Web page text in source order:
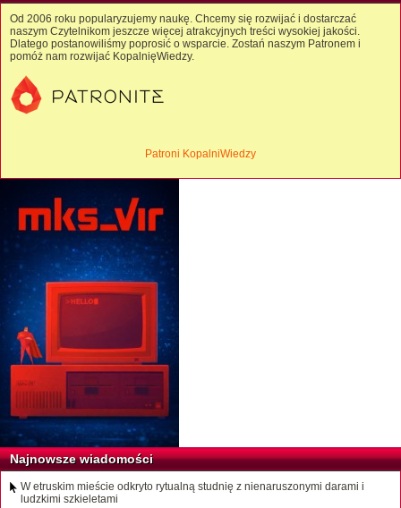
Od 2006 roku popularyzujemy naukę. Chcemy się rozwijać i dostarczać
naszym Czytelnikom jeszcze więcej atrakcyjnych treści wysokiej jakości.
Dlatego postanowiliśmy poprosić o wsparcie. Zostań naszym Patronem i
pomóż nam rozwijać KopalnięWiedzy.
Patroni KopalniWiedzy
Najnowsze wiadomości
W etruskim mieście odkryto rytualną studnię z nienaruszonymi darami i
ludzkimi szkieletami